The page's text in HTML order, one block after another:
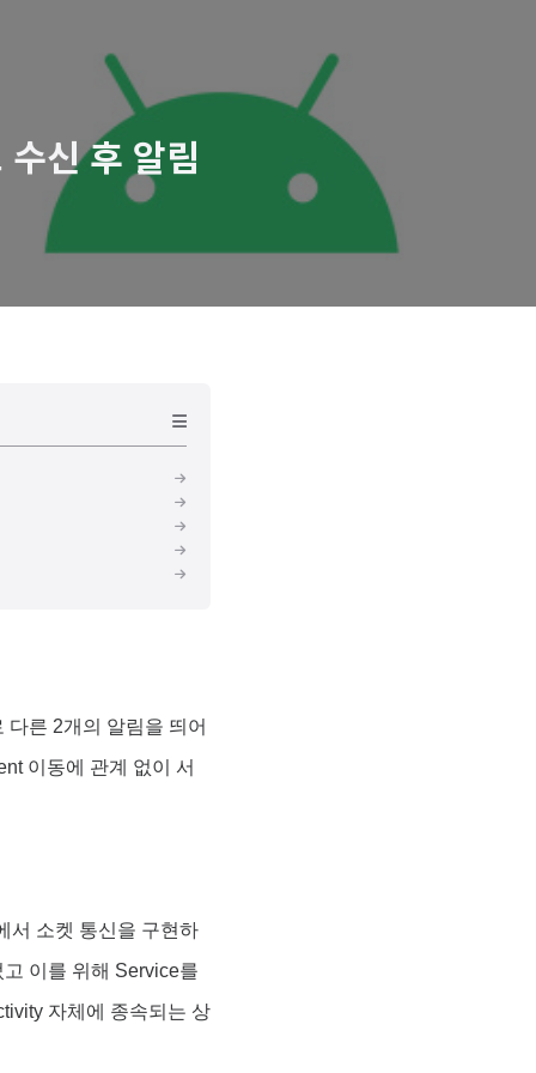
신 후 알림
른 2개의 알림을 띄어
이동에 관계 없이 서
서 소켓 통신을 구현하
이를 위해 Service를
자체에 종속되는 상